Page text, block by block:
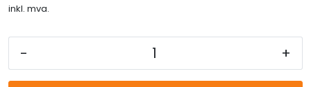
inkl. mva.
- +